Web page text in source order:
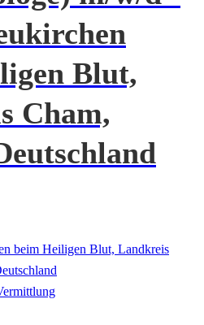
Blut,
Cham,
beim Heiligen Blut, Landkreis